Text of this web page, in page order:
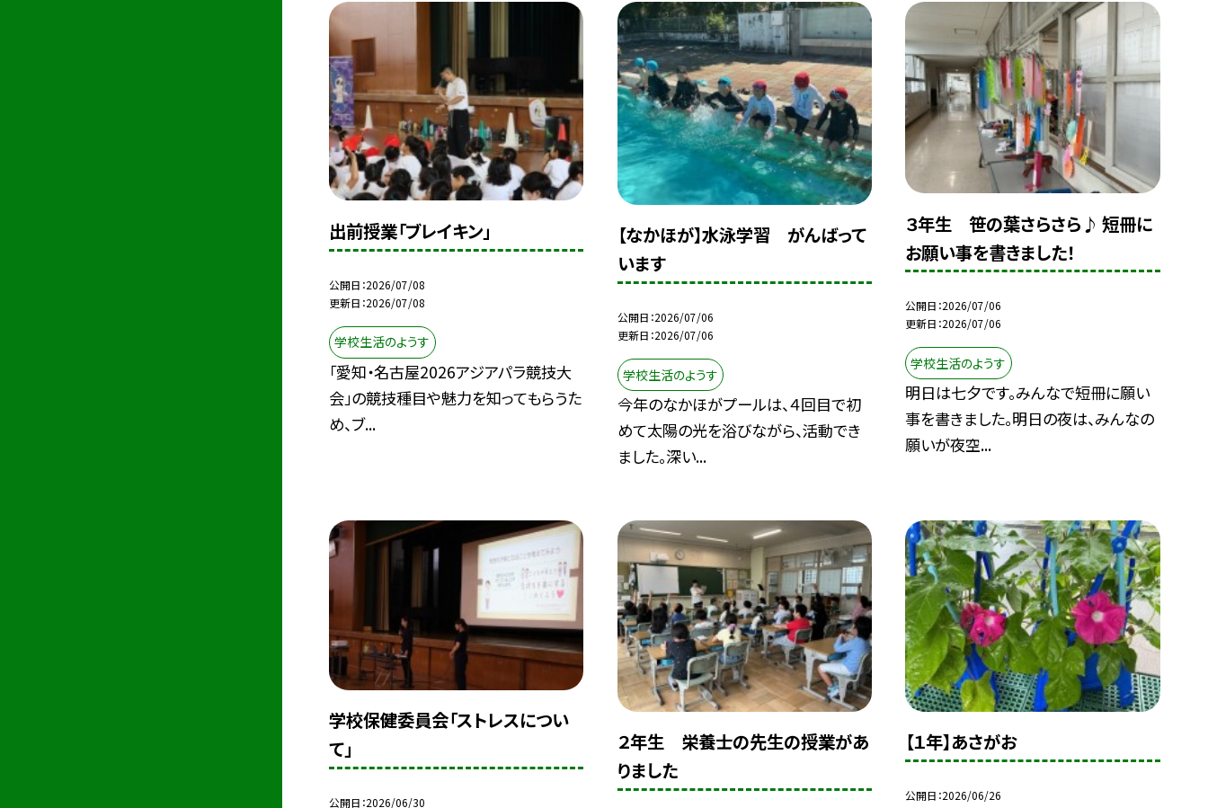
出前授業「ブレイキン」
公開日 2026/07/08
更新日 2026/07/08
学校生活のようす
「愛知・名古屋2026アジアパラ競技大
会」の競技種目や魅力を知ってもらうた
め、ブ...
【なかほが】水泳学習 がんばって
います
公開日 2026/07/06
更新日 2026/07/06
学校生活のようす
今年のなかほがプールは、４回目で初
めて太陽の光を浴びながら、活動でき
ました。深い...
３年生 笹の葉さらさら♪ 短冊に
お願い事を書きました！
公開日 2026/07/06
更新日 2026/07/06
学校生活のようす
明日は七夕です。みんなで短冊に願い
事を書きました。明日の夜は、みんなの
願いが夜空...
学校保健委員会「ストレスについ
て」
公開日 2026/06/30
２年生 栄養士の先生の授業があ
りました
【１年】あさがお
公開日 2026/06/26